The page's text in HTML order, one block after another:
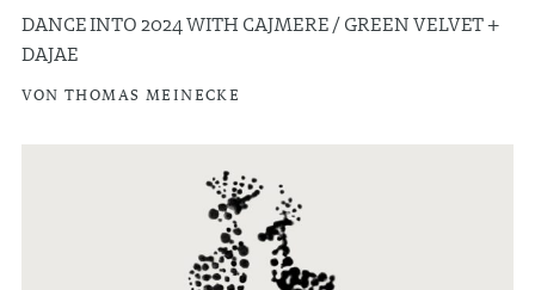
DANCE INTO 2024 WITH CAJMERE / GREEN VELVET +
DAJAE
VON THOMAS MEINECKE